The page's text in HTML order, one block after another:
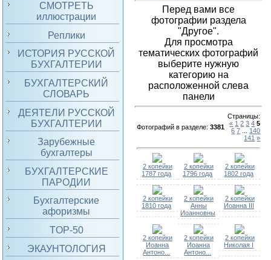
СМОТРЕТЬ
иллюстрации
Реплики
ИСТОРИЯ РУССКОЙ
БУХГАЛТЕРИИ
БУХГАЛТЕРСКИЙ
СЛОВАРЬ
ДЕЯТЕЛИ РУССКОЙ
БУХГАЛТЕРИИ
Зарубежные
бухгалтеры
БУХГАЛТЕРСКИЕ
ПАРОДИИ
Бухгалтерские
афоризмы
TOP-50
ЭКАУНТОЛОГИЯ
Перед вами все
фотографии раздела
"Другое".
Для просмотра
тематических фотографий
выберите нужную
категорию на
расположенной слева
панели
Фотографий в разделе:3381
Страницы:
« 1 2 3 4 5
6 7
140
141 »
2 копейки
1787 года
2 копейки
1796 года
2 копейки
1802 года
2 копейки
1810 года
2 копейки
Анны
Иоанновны
2 копейки
Иоанна III
2 копейки
Иоанна
Антоно...
2 копейки
Иоанна
Антоно...
2 копейки
Николая I